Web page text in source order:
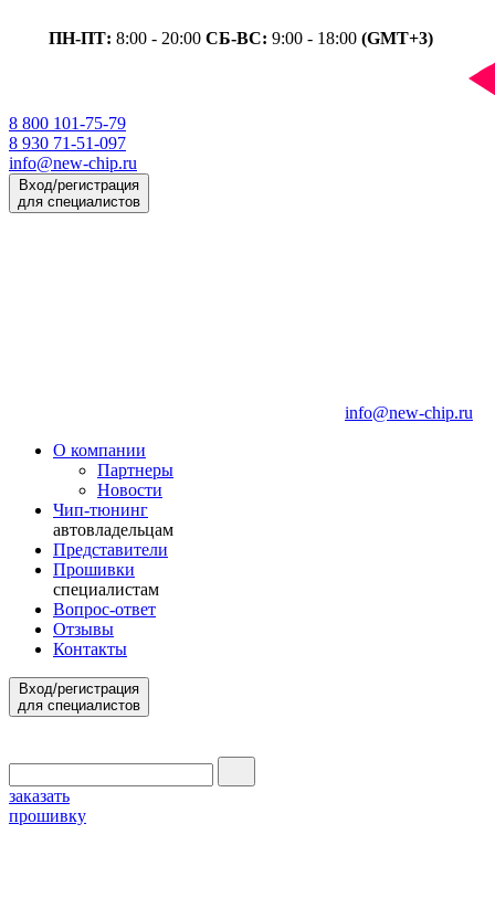
ПН-ПТ: 8:00 - 20:00 СБ-ВС: 9:00 - 18:00 (GMT+3)
8 800 101-75-79
8 930 71-51-097
info@new-chip.ru
Вход/регистрация
для специалистов
info@new-chip.ru
О компании
Партнеры
Новости
Чип-тюнинг
автовладельцам
Представители
Прошивки
специалистам
Вопрос-ответ
Отзывы
Контакты
Вход/регистрация
для специалистов
заказать
прошивку